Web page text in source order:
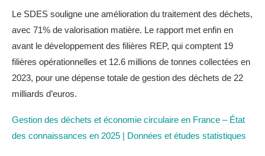
Le SDES souligne une amélioration du traitement des déchets,
avec 71% de valorisation matière. Le rapport met enfin en
avant le développement des filières REP, qui comptent 19
filières opérationnelles et 12.6 millions de tonnes collectées en
2023, pour une dépense totale de gestion des déchets de 22
milliards d’euros.
Gestion des déchets et économie circulaire en France – État
des connaissances en 2025 | Données et études statistiques